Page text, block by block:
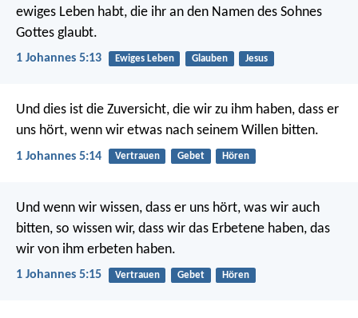
ewiges Leben habt, die ihr an den Namen des Sohnes
Gottes glaubt.
1 Johannes 5:13 Ewiges Leben Glauben Jesus
Und dies ist die Zuversicht, die wir zu ihm haben, dass er
uns hört, wenn wir etwas nach seinem Willen bitten.
1 Johannes 5:14 Vertrauen Gebet Hören
Und wenn wir wissen, dass er uns hört, was wir auch
bitten, so wissen wir, dass wir das Erbetene haben, das
wir von ihm erbeten haben.
1 Johannes 5:15 Vertrauen Gebet Hören